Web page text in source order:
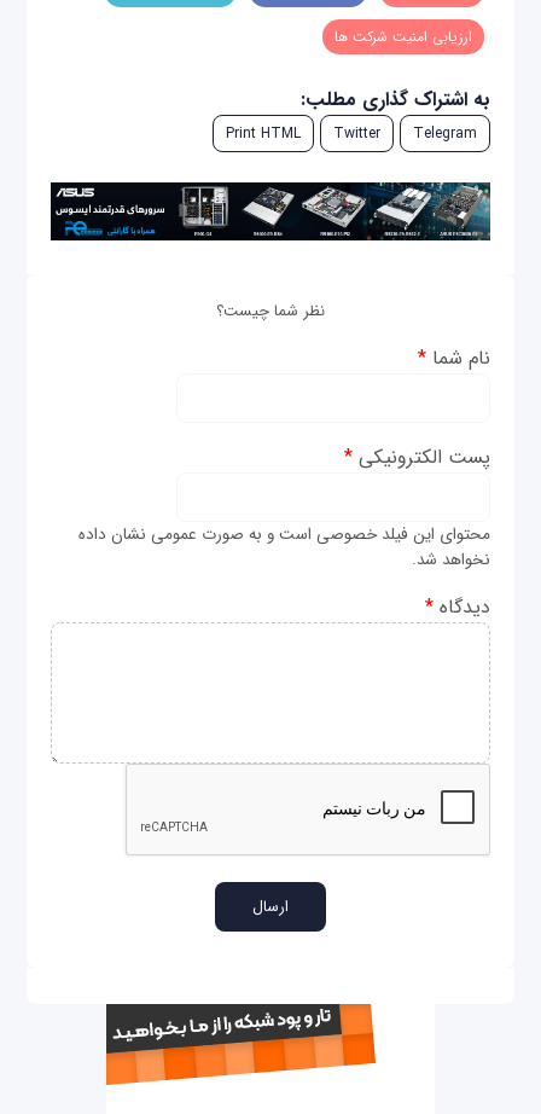
ارزیابی امنیت شرکت‌ ها
به اشتراک گذاری مطلب:
Telegram
Twitter
Print HTML
نظر شما چیست؟
نام شما*
پست الکترونیکی*
محتوای این فیلد خصوصی است و به صورت عمومی نشان داده
نخواهد شد.
دیدگاه*